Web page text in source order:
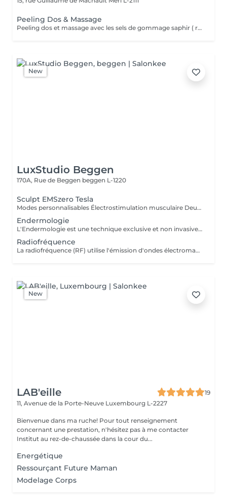
Peeling Dos & Massage
Peeling dos et massage avec les sels de gommage saphir ( renforce la peau, stimule la synthèse du collagène.
New
LuxStudio Beggen
170A, Rue de Beggen beggen L-1220
Sculpt EMSzero Tesla
Modes personnalisables Électrostimulation musculaire Deux poignées indépendantes : contrôlez la puissance indépendamment, permettant des entraînements synchronisés ou individualisés Sûr et non invasif : notre machine est exempte de courant, d'hyperthermie, de rayonnement et ne nécessite aucune période de récupération. Brûlage de graisse et développement musculaire sans effort Gain de temps et d'efforts : seulement 30 minutes d'utilisation équivalent à 30 000 contractions musculaires, l'équivalent d'innombrables rouleaux de ventre ou squats.
Endermologie
L'Endermologie est une technique exclusive et non invasive qui permet de remodeler votre silhouette, de lisser la cellulite et d'améliorer globalement la tonicité de la peau.
Radiofréquence
La radiofréquence (RF) utilise l'émission d'ondes électromagnétiques à très haute fréquence, pour cibler la peau. La technologie RF permet ainsi de raffermir sa peau et de réduire des tissus graisseux, afin de redessiner des contours touchés par un affaissement cutané et un relâchement de la peau.
New
LAB'eille
19
11, Avenue de la Porte-Neuve Luxembourg L-2227
Bienvenue dans ma ruche! Pour tout renseignement
concernant une prestation, n'hésitez pas à me contacter
Institut au rez-de-chaussée dans la cour du...
Energétique
Ressourçant Future Maman
Modelage Corps